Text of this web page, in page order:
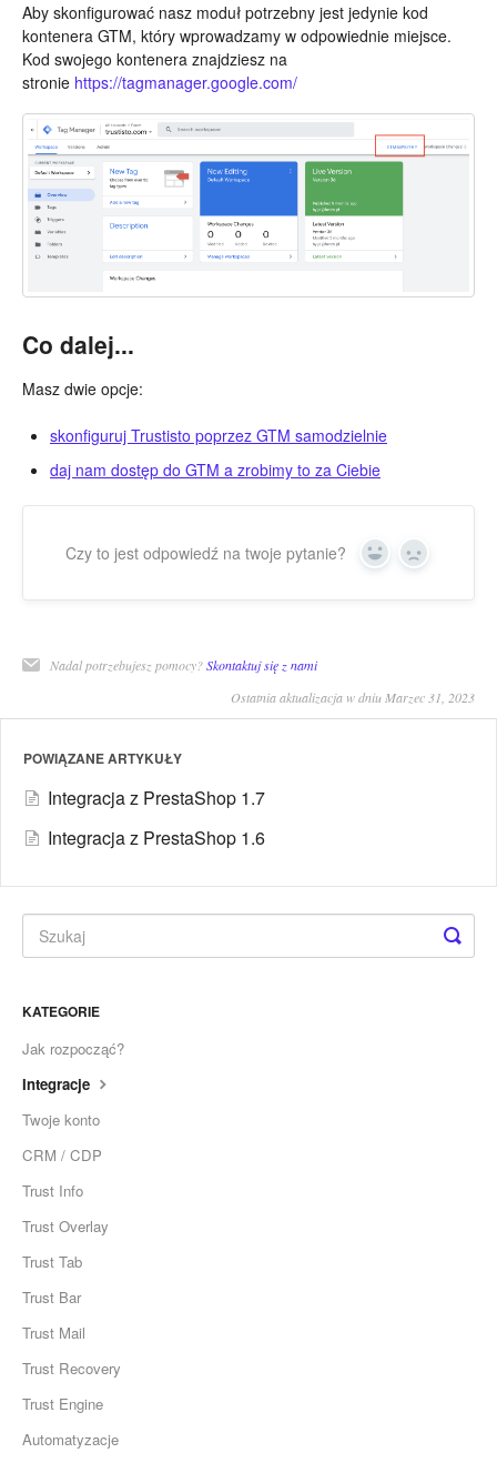
Aby skonfigurować nasz moduł potrzebny jest jedynie kod
kontenera GTM, który wprowadzamy w odpowiednie miejsce.
Kod swojego kontenera znajdziesz na
stronie https://tagmanager.google.com/
Co dalej...
Masz dwie opcje:
skonfiguruj Trustisto poprzez GTM samodzielnie
daj nam dostęp do GTM a zrobimy to za Ciebie
Czy to jest odpowiedź na twoje pytanie? Yes No
Nadal potrzebujesz pomocy?Skontaktuj się z nami
Ostatnia aktualizacja w dniu Marzec 31, 2023
POWIĄZANE ARTYKUŁY
Integracja z PrestaShop 1.7
Integracja z PrestaShop 1.6
KATEGORIE
Jak rozpocząć?
Integracje
Twoje konto
CRM / CDP
Trust Info
Trust Overlay
Trust Tab
Trust Bar
Trust Mail
Trust Recovery
Trust Engine
Automatyzacje